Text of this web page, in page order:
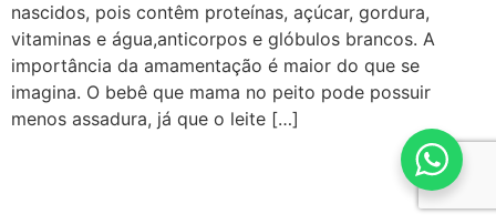
nascidos, pois contêm proteínas, açúcar, gordura,
vitaminas e água,anticorpos e glóbulos brancos. A
importância da amamentação é maior do que se
imagina. O bebê que mama no peito pode possuir
menos assadura, já que o leite […]